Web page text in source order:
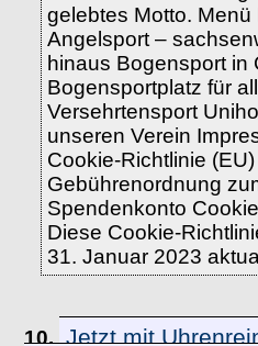
gelebtes Motto. Menü
Angelsport –
hinaus Bogensport in
Bogensportplatz für
Versehrtensport
unseren Verein
Cookie-Richtlinie
Gebührenordnung
Spendenkonto
Diese Cookie-
31. Januar 2023
10. Jetzt mit